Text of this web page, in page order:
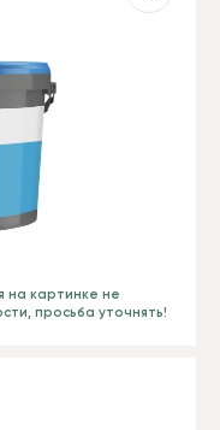
на картинке не
просьба уточнять!